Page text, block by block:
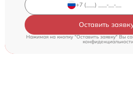
Оставить
Нажимая на кнопку "Оставить заявку" Вы
конфиденциальности